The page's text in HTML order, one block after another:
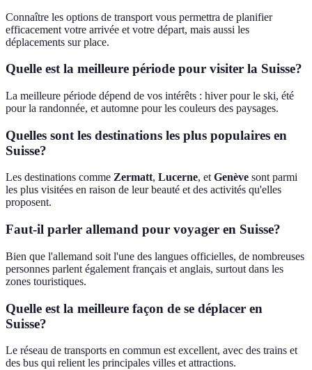
Connaître les options de transport vous permettra de planifier
efficacement votre arrivée et votre départ, mais aussi les
déplacements sur place.
Quelle est la meilleure période pour visiter la Suisse?
La meilleure période dépend de vos intérêts : hiver pour le ski, été
pour la randonnée, et automne pour les couleurs des paysages.
Quelles sont les destinations les plus populaires en
Suisse?
Les destinations comme Zermatt, Lucerne, etGenève sont parmi
les plus visitées en raison de leur beauté et des activités qu'elles
proposent.
Faut-il parler allemand pour voyager en Suisse?
Bien que l'allemand soit l'une des langues officielles, de nombreuses
personnes parlent également français et anglais, surtout dans les
zones touristiques.
Quelle est la meilleure façon de se déplacer en
Suisse?
Le réseau de transports en commun est excellent, avec des trains et
des bus qui relient les principales villes et attractions.